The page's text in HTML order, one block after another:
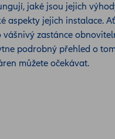
jaké jsou jejich
aspekty jejich instalace. Ať
zastánce
podrobný přehled o
můžete očekávat.